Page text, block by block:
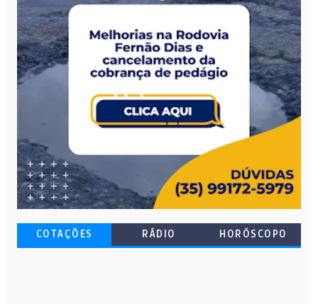
COTAÇÕES RÁDIO HORÓSCOPO